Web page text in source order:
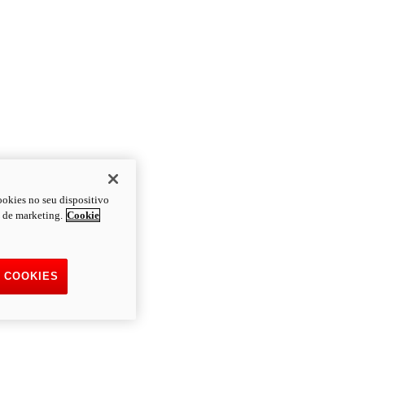
no seu dispositivo
de marketing. Cookie